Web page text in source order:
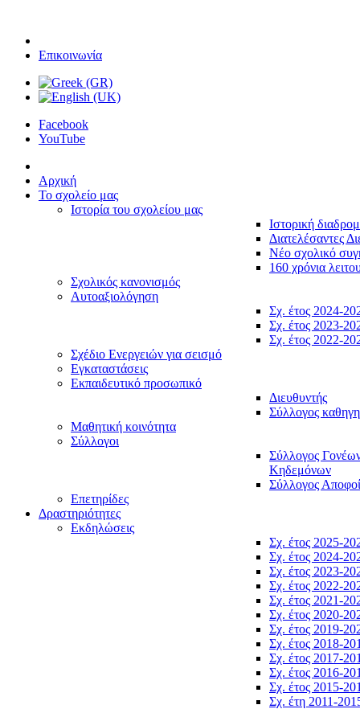
Επικοινωνία
Facebook
YouTube
Αρχική
Το σχολείο μας
Ιστορία του σχολείου μας
Ιστορική
Διατελέσαντες
Νέο σχολικό
160 χρόνια
Σχολικός κανονισμός
Αυτοαξιολόγηση
Σχ. έτος 2024-
Σχ. έτος 2023-
Σχ. έτος 2022-
Σχέδιο Ενεργειών για σεισμό
Εγκαταστάσεις
Εκπαιδευτικό προσωπικό
Διευθυντής
Σύλλογος
Μαθητική κοινότητα
Σύλλογοι
Σύλλογος
Κηδεμόνων
Σύλλογος
Επετηρίδες
Δραστηριότητες
Εκδηλώσεις
Σχ. έτος 2025-
Σχ. έτος 2024-
Σχ. έτος 2023-
Σχ. έτος 2022-
Σχ. έτος 2021-
Σχ. έτος 2020-
Σχ. έτος 2019-
Σχ. έτος 2018-
Σχ. έτος 2017-
Σχ. έτος 2016-
Σχ. έτος 2015-
Σχ. έτη 2011-